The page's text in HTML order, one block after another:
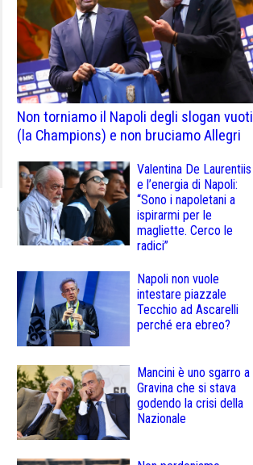
Non torniamo il Napoli degli slogan vuoti
(la Champions) e non bruciamo Allegri
Valentina De Laurentiis
e l’energia di Napoli:
“Sono i napoletani a
ispirarmi per le
magliette. Cerco le
radici”
Napoli non vuole
intestare piazzale
Tecchio ad Ascarelli
perché era ebreo?
Mancini è uno sgarro a
Gravina che si stava
godendo la crisi della
Nazionale